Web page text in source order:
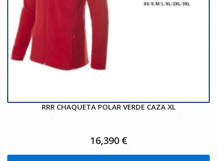
RRR CHAQUETA POLAR VERDE CAZA XL
16,390 €